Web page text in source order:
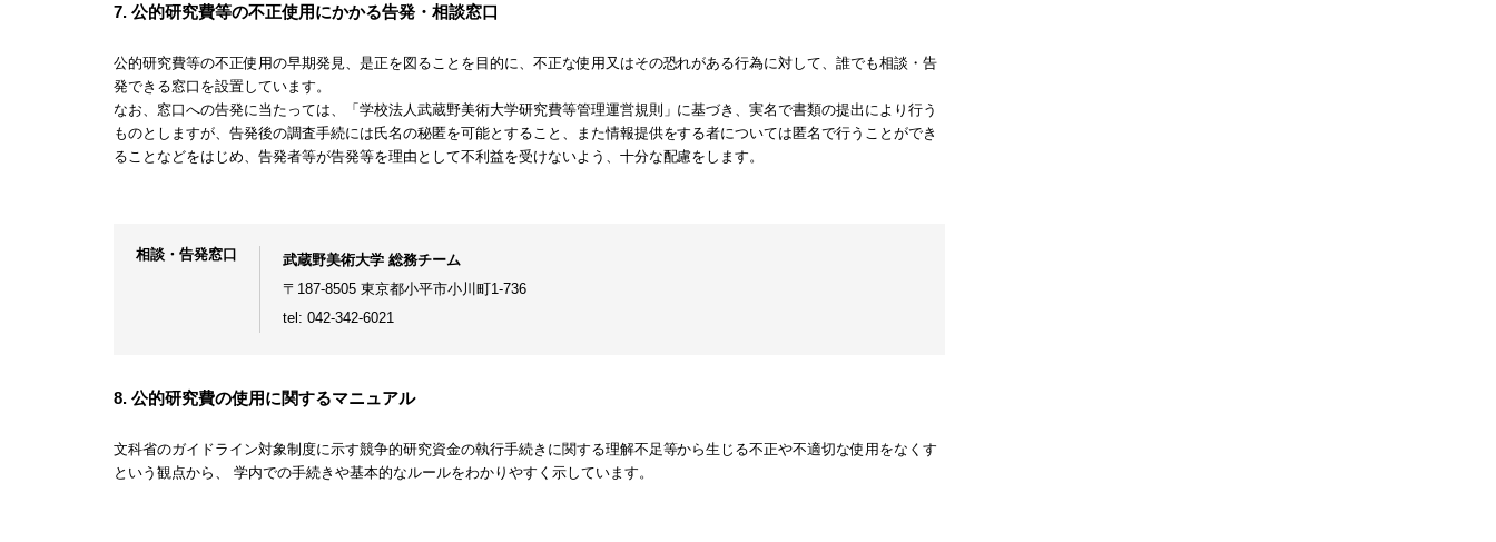
7. 公的研究費等の不正使用にかかる告発・相談窓口
公的研究費等の不正使用の早期発見、是正を図ることを目的に、不正な使用又はその恐れがある行為に対して、誰でも相談・告
発できる窓口を設置しています。
なお、窓口への告発に当たっては、「学校法人武蔵野美術大学研究費等管理運営規則」に基づき、実名で書類の提出により行う
ものとしますが、告発後の調査手続には氏名の秘匿を可能とすること、また情報提供をする者については匿名で行うことができ
ることなどをはじめ、告発者等が告発等を理由として不利益を受けないよう、十分な配慮をします。
相談・告発窓口
武蔵野美術大学 総務チーム
〒187-8505 東京都小平市小川町1-736
tel: 042-342-6021
8. 公的研究費の使用に関するマニュアル
文科省のガイドライン対象制度に示す競争的研究資金の執行手続きに関する理解不足等から生じる不正や不適切な使用をなくす
という観点から、 学内での手続きや基本的なルールをわかりやすく示しています。